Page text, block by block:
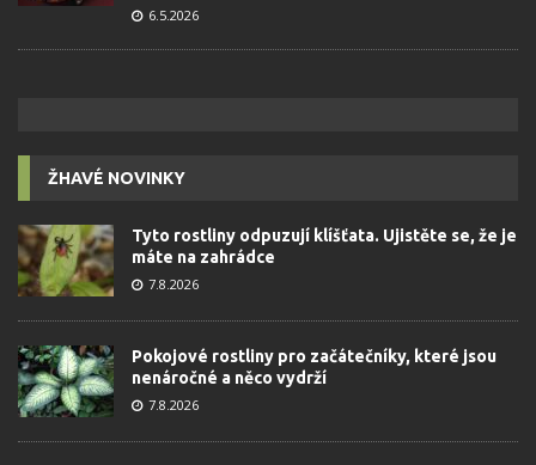
6.5.2026
ŽHAVÉ NOVINKY
Tyto rostliny odpuzují klíšťata. Ujistěte se, že je
máte na zahrádce
7.8.2026
Pokojové rostliny pro začátečníky, které jsou
nenáročné a něco vydrží
7.8.2026